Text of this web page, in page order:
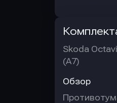
Skoda
(A7)
Обзор